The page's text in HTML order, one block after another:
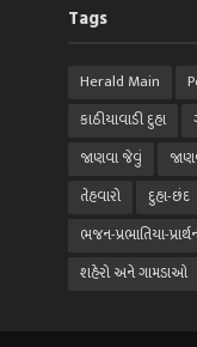
Tags
Herald Main
કાઠીયાવાડી દુહા
જાણવા જેવું
તેહવારો
દુહા-છંદ
ભજન-પ્રભાતિયા-
શહેરો અને ગામડાઓ